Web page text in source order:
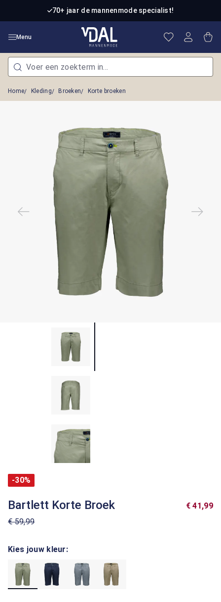
Ga naar de hoofdinhoud70+ jaar de mannenmode specialist!
Menu Je hebt 0
Home Kleding Broeken Korte broeken
-30%
Bartlett Korte Broek
€ 59,99
€ 41,99
Kies jouw kleur: